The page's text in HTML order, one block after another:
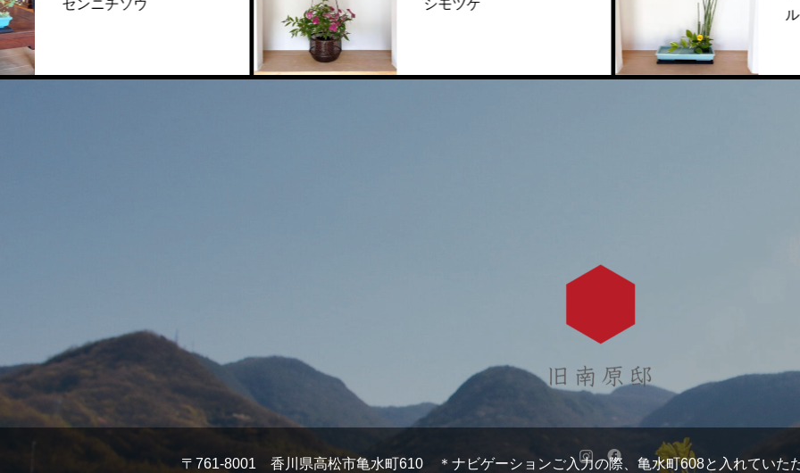
ニチソウ
ルコユリ
〒761-8001 香川県高松市亀水町610 ＊ナビゲーションご入力の際、亀水町608と入れていた